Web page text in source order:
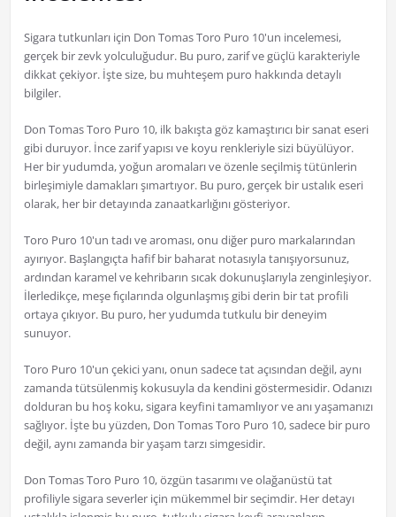
Sigara tutkunları için Don Tomas Toro Puro 10'un incelemesi,
gerçek bir zevk yolculuğudur. Bu puro, zarif ve güçlü karakteriyle
dikkat çekiyor. İşte size, bu muhteşem puro hakkında detaylı
bilgiler.
Don Tomas Toro Puro 10, ilk bakışta göz kamaştırıcı bir sanat eseri
gibi duruyor. İnce zarif yapısı ve koyu renkleriyle sizi büyülüyor.
Her bir yudumda, yoğun aromaları ve özenle seçilmiş tütünlerin
birleşimiyle damakları şımartıyor. Bu puro, gerçek bir ustalık eseri
olarak, her bir detayında zanaatkarlığını gösteriyor.
Toro Puro 10'un tadı ve aroması, onu diğer puro markalarından
ayırıyor. Başlangıçta hafif bir baharat notasıyla tanışıyorsunuz,
ardından karamel ve kehribarın sıcak dokunuşlarıyla zenginleşiyor.
İlerledikçe, meşe fıçılarında olgunlaşmış gibi derin bir tat profili
ortaya çıkıyor. Bu puro, her yudumda tutkulu bir deneyim
sunuyor.
Toro Puro 10'un çekici yanı, onun sadece tat açısından değil, aynı
zamanda tütsülenmiş kokusuyla da kendini göstermesidir. Odanızı
dolduran bu hoş koku, sigara keyfini tamamlıyor ve anı yaşamanızı
sağlıyor. İşte bu yüzden, Don Tomas Toro Puro 10, sadece bir puro
değil, aynı zamanda bir yaşam tarzı simgesidir.
Don Tomas Toro Puro 10, özgün tasarımı ve olağanüstü tat
profiliyle sigara severler için mükemmel bir seçimdir. Her detayı